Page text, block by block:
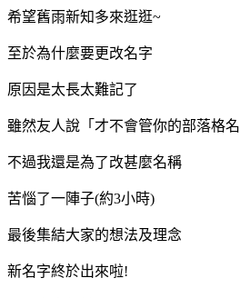
希望舊雨新知多來逛逛~
至於為什麼要更改名字
原因是太長太難記了
雖然友人說「才不會管你的部落格名
不過我還是為了改甚麼名稱
苦惱了一陣子(約3小時)
最後集結大家的想法及理念
新名字終於出來啦!